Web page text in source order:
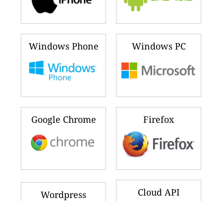
Windows Phone Windows PC
Google Chrome Firefox
Wordpress Cloud API